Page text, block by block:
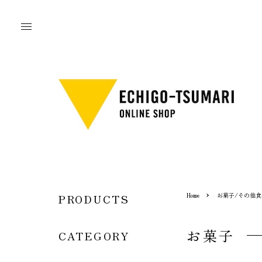
PRODUCTS
CATEGORY
Home お菓子/その他
お菓子